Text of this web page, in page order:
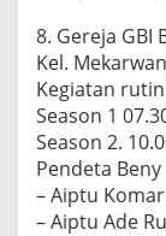
8. Gereja GBI
Kel.
Kegiatan
Season 1
Season 2.
Pendeta Beny
– Aiptu
– Aiptu Ade